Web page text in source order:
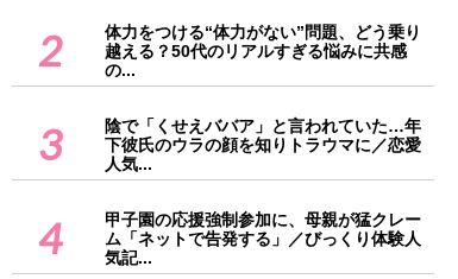
2
体力をつける“体力がない”問題、どう乗り
越える？50代のリアルすぎる悩みに共感
の...
3
陰で「くせえババア」と言われていた…年
下彼氏のウラの顔を知りトラウマに／恋愛
人気...
4
甲子園の応援強制参加に、母親が猛クレー
ム「ネットで告発する」／びっくり体験人
気記...